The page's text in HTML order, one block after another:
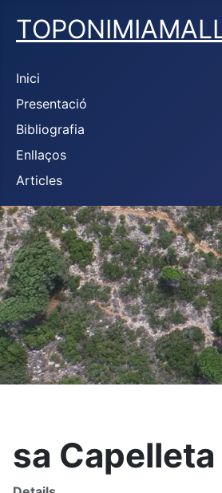
Inici
Presentació
Bibliografia
Enllaços
Articles
sa